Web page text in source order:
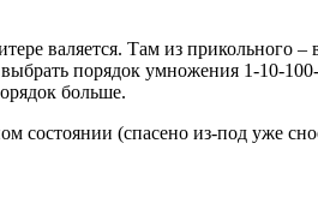
валяется. Там из
порядок умножения 1-10-
больше.
состоянии (спасено из-под уже